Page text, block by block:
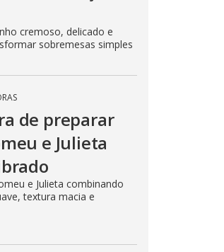
cremoso, delicado e
sobremesas simples
de preparar
e Julieta
e Julieta combinando
textura macia e